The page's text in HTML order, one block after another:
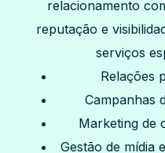
relacionamento
reputação e
serviços
Relações
Campanhas
Marketing de
Gestão de mídia